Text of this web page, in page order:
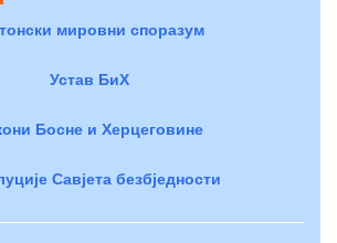
мировни споразум
Устав БиХ
Босне и Херцеговине
Савјета безбједности